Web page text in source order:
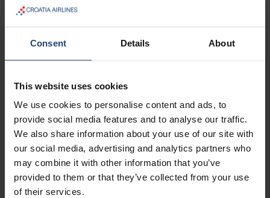
Consent Details About
This website uses cookies
We use cookies to personalise content and ads, to
provide social media features and to analyse our traffic.
We also share information about your use of our site with
our social media, advertising and analytics partners who
may combine it with other information that you’ve
provided to them or that they’ve collected from your use
of their services.
E-post:tracing.hdq@croatiaairlines.hr
Filialkontor och försäljningsrepresentanter
Du hittar en lista över filialer och huvud
försäljningsrepresentanter
Marknadsavdelning
E-post:marketing@croatiaairlines.hr
Kära kunder, du kan skicka dina
meddelanden till oss här.